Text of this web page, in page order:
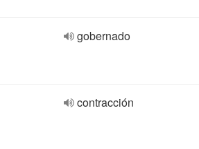
gobernado
contracción